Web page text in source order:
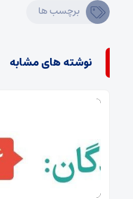
برچسب ها
نوشته های مشابه